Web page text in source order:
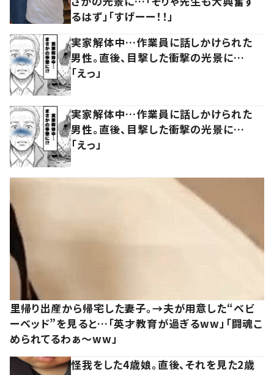
るはず」「すげーー！！」
実家解体中…作業員に話しかけられた
男性。直後、目撃した衝撃の光景に…
「えっ」
実家解体中…作業員に話しかけられた
男性。直後、目撃した衝撃の光景に…
「えっ」
里帰り出産から帰宅した妻子。→夫が用意した“ベビ
ーベッド”を見ると…「英才教育が過ぎるww」「闘魂こ
められてるわぁ～ww」
怪我をした4歳娘。直後、それを見た2歳